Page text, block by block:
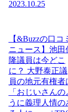
2023.10.25
【&Buzzの口コ
ニュース】池田
隆議員は今どこ
に？ 大野泰正議
員の地元有権者
「おじいさんの
うに義理人情の